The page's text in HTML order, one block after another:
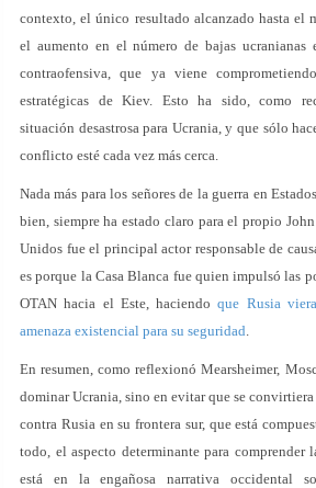
contexto, el único resultado alcanzado hasta el
el aumento en el número de bajas
contraofensiva, que ya viene
estratégicas de Kiev. Esto ha sido, como
situación desastrosa para Ucrania, y que sólo
conflicto esté cada vez más cerca.
Nada más para los señores de la guerra en
bien, siempre ha estado claro para el propio
Unidos fue el principal actor responsable de
es porque la Casa Blanca fue quien impulsó las
OTAN hacia el Este, haciendoque Rusia
amenaza existencial para su seguridad.
En resumen, como reflexionó Mearsheimer,
dominar Ucrania, sino en evitar que se
contra Rusia en su frontera sur, que está
todo, el aspecto determinante para comprender
está en la engañosa narrativa occidental